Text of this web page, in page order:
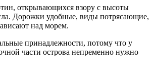
открывающихся взору с высоты
Дорожки удобные, виды потрясающие,
над морем.
принадлежности, потому что у
части острова непременно нужно